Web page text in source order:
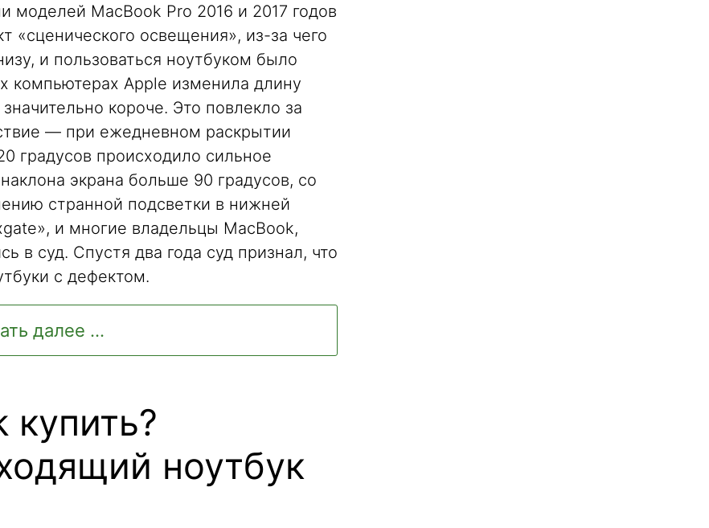
моделей MacBook Pro 2016 и 2017 годов
«сценического освещения», из-за чего
и пользоваться ноутбуком было
компьютерах Apple изменила длину
короче. Это повлекло за
— при ежедневном раскрытии
градусов происходило сильное
экрана больше 90 градусов, со
странной подсветки в нижней
и многие владельцы MacBook,
в суд. Спустя два года суд признал, что
с дефектом.
далее ...
купить?
ноутбук